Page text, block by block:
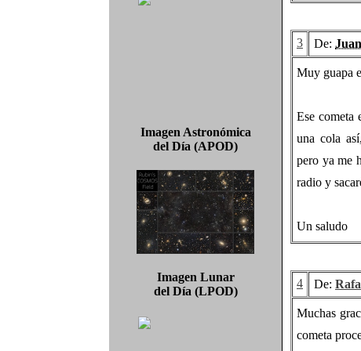
Imagen Astronómica
del Día (APOD)
Imagen Lunar
del Día (LPOD)
3 De:
Muy guapa
Ese cometa
una cola
pero ya me
radio y
Un saludo
4 De: Rafa
Muchas
cometa